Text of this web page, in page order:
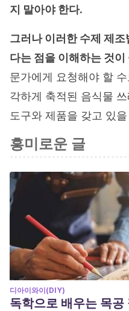
지 말아야 한다.
그러나 이러한 수제 제
다는 점을 이해하는 것이
문가에게 요청해야 할
각하게 축적된 음식물
도구와 제품을 갖고 있
흥미로운 글
디아이와이(DIY)
독학으로 배우는 목공